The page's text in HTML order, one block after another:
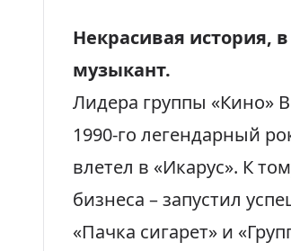
Некрасивая история,
музыкант.
Лидера группы «Кино»
1990-го легендарный
влетел в «Икарус». К
бизнеса – запустил
«Пачка сигарет» и